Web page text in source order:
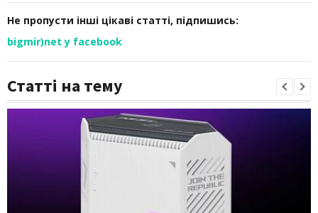
Не пропусти інші цікаві статті, підпишись:
bigmir)net у facebook
Статті на тему